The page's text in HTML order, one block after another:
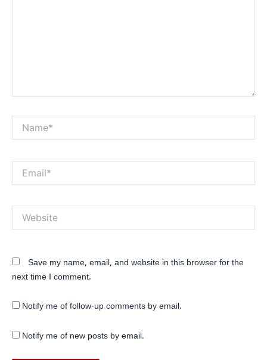
Save my name, email, and website in this browser for the
next time I comment.
Notify me of follow-up comments by email.
Notify me of new posts by email.